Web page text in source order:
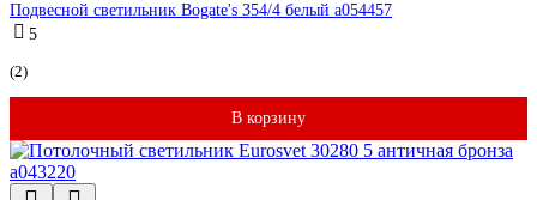
Подвесной светильник Bogate's 354/4 белый a054457
5
(2)
В корзину